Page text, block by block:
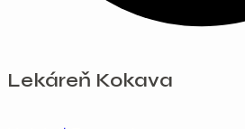
Lekáreň Kokava